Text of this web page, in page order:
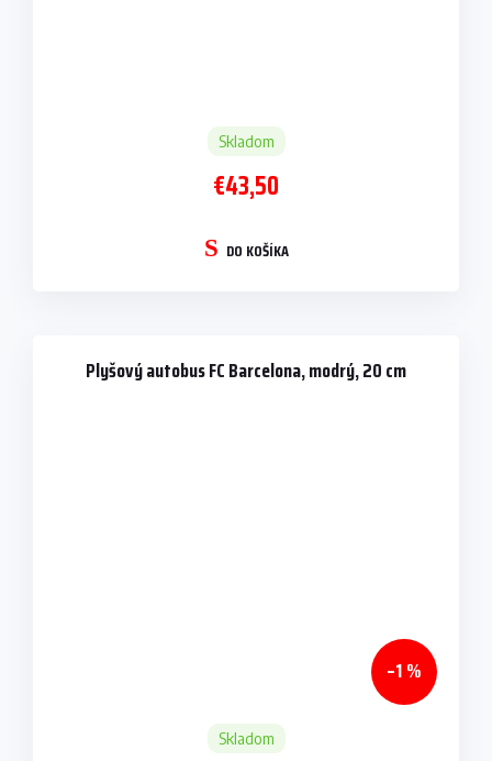
Skladom
€43,50
DO KOŠÍKA
Plyšový autobus FC Barcelona, modrý, 20 cm
–1 %
Skladom